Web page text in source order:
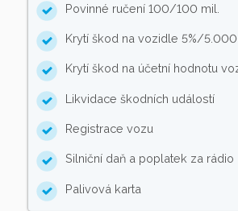
Povinné ručení 100/100 mil.
Krytí škod na vozidle 5%/
Krytí škod na účetní hodnotu
Likvidace škodních událostí
Registrace vozu
Silniční daň a poplatek za rádio
Palivová karta